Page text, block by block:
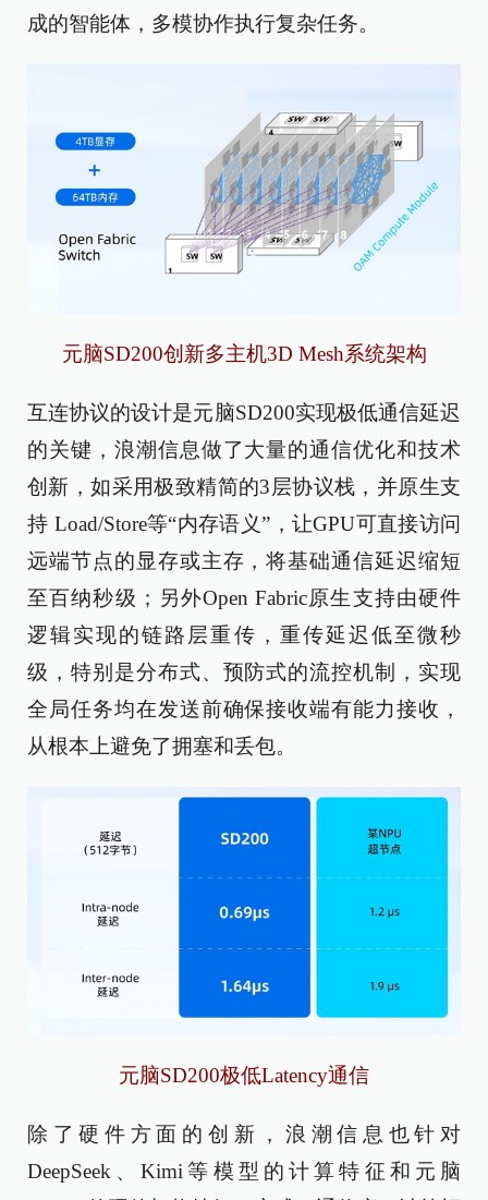
成的智能体，多模协作执行复杂任务。
元脑SD200创新多主机3D Mesh系统架构
互连协议的设计是元脑SD200实现极低通信延迟
的关键，浪潮信息做了大量的通信优化和技术
创新，如采用极致精简的3层协议栈，并原生支
持 Load/Store等“内存语义”，让GPU可直接访问
远端节点的显存或主存，将基础通信延迟缩短
至百纳秒级；另外Open Fabric原生支持由硬件
逻辑实现的链路层重传，重传延迟低至微秒
级，特别是分布式、预防式的流控机制，实现
全局任务均在发送前确保接收端有能力接收，
从根本上避免了拥塞和丢包。
元脑SD200极低Latency通信
除了硬件方面的创新，浪潮信息也针对
DeepSeek、Kimi等模型的计算特征和元脑